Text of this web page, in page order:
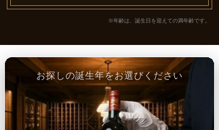
※年齢は、誕生日を迎えての満年齢です。
お探しの誕生年をお選びください